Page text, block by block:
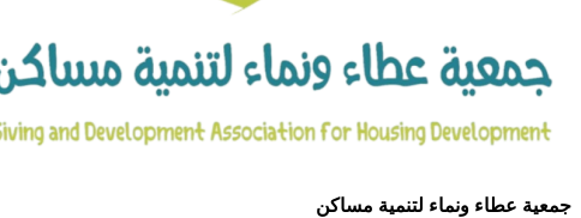
جمعية عطاء ونماء لتنمية مساكن